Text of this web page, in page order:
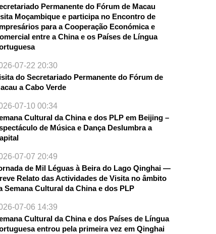
Permanente do Fórum de Macau
Moçambique e participa no Encontro de
para a Cooperação Económica e
entre a China e os Países de Língua
07-22 20:30
do Secretariado Permanente do Fórum de
a Cabo Verde
07-10 00:34
Cultural da China e dos PLP em Beijing –
de Música e Dança Deslumbra a
07-07 20:49
de Mil Léguas à Beira do Lago Qinghai —
Relato das Actividades de Visita no âmbito
Semana Cultural da China e dos PLP
07-06 14:39
Cultural da China e dos Países de Língua
entrou pela primeira vez em Qinghai